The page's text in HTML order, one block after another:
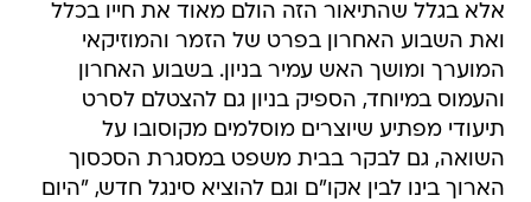
אלא בגלל שהתיאור הזה הולם מאוד את חייו בכלל
ואת השבוע האחרון בפרט של הזמר והמוזיקאי
המוערך ומושך האש עמיר בניון. בשבוע האחרון
והעמוס במיוחד, הספיק בניון גם להצטלם לסרט
תיעודי מפתיע שיוצרים מוסלמים מקוסובו על
השואה, גם לבקר בבית משפט במסגרת הסכסוך
הארוך בינו לבין אקו"ם וגם להוציא סינגל חדש, "היום